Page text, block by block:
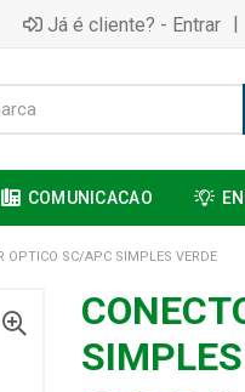
Já é cliente? - Entrar |
COMUNICACAO
OPTICO SC/APC SIMPLES VERDE